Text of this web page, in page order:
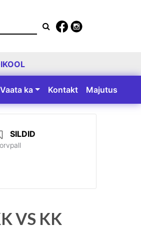
Vaata ka Kontakt Majutus
SILDID
VS KK